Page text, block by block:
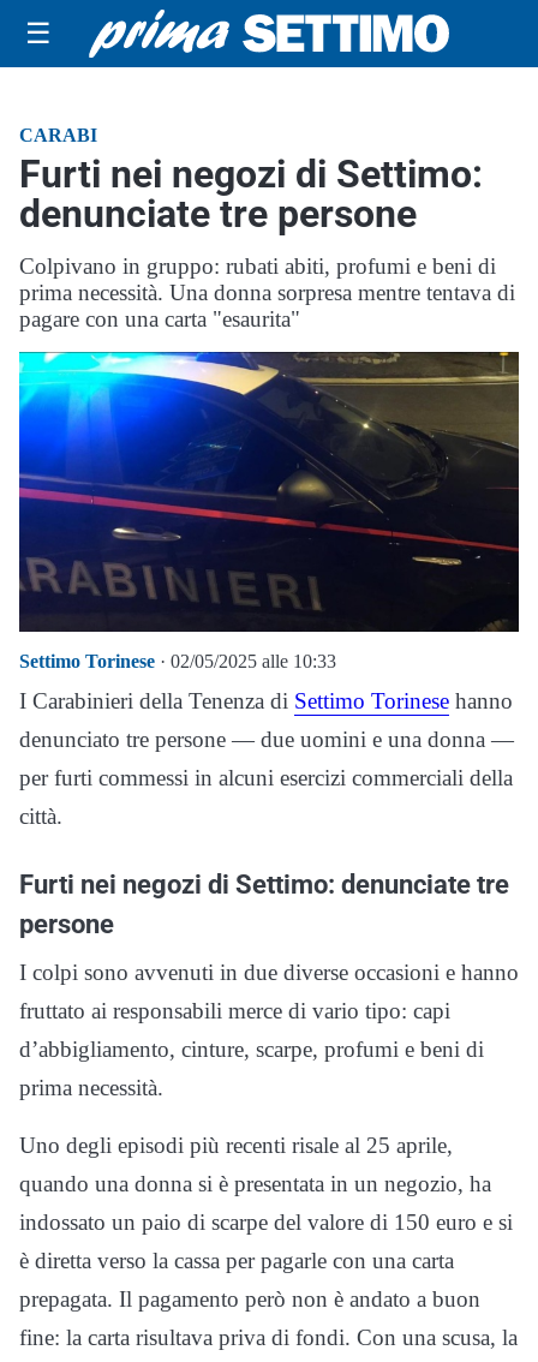
☰
CARABI
Furti nei negozi di Settimo:
denunciate tre persone
Colpivano in gruppo: rubati abiti, profumi e beni di
prima necessità. Una donna sorpresa mentre tentava di
pagare con una carta "esaurita"
Settimo Torinese · 02/05/2025 alle 10:33
I Carabinieri della Tenenza di Settimo Torinese hanno
denunciato tre persone — due uomini e una donna —
per furti commessi in alcuni esercizi commerciali della
città.
Furti nei negozi di Settimo: denunciate tre
persone
I colpi sono avvenuti in due diverse occasioni e hanno
fruttato ai responsabili merce di vario tipo: capi
d’abbigliamento, cinture, scarpe, profumi e beni di
prima necessità.
Uno degli episodi più recenti risale al 25 aprile,
quando una donna si è presentata in un negozio, ha
indossato un paio di scarpe del valore di 150 euro e si
è diretta verso la cassa per pagarle con una carta
prepagata. Il pagamento però non è andato a buon
fine: la carta risultava priva di fondi. Con una scusa, la